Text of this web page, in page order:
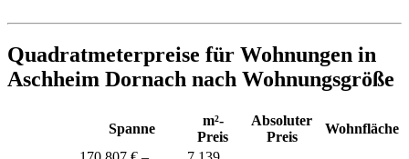
Quadratmeterpreise für Wohnungen in
Aschheim Dornach nach Wohnungsgröße
Spanne
m²-
Preis
Absoluter
Preis
Wohnfläche